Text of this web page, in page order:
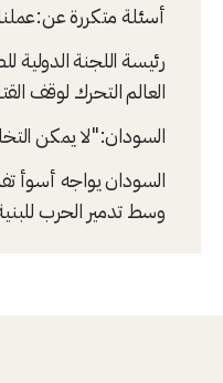
أسئلة متكررة
رئيسة اللجنة الدولية
العالم التحرك لوقف
السودان:"لا يمكن
السودان يواجه أسوأ
وسط تدمير الحرب